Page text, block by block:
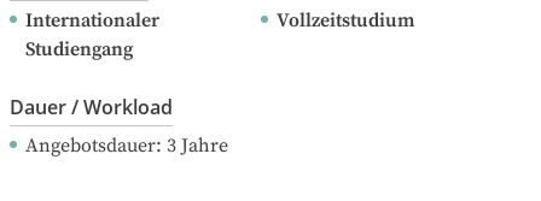
Internationaler
Studiengang
Vollzeitstudium
Dauer / Workload
Angebotsdauer: 3 Jahre